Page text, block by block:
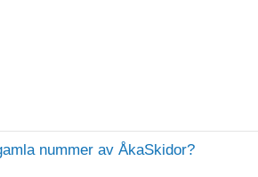
nummer av ÅkaSkidor?